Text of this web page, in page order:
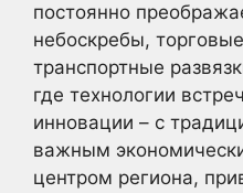
постоянно
небоскребы,
транспортные
где технологии
инновации – с
важным
центром региона,